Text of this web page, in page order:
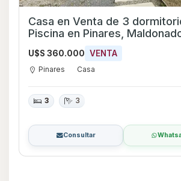
Casa en Venta de 3
Piscina en Pinares,
U$S 360.000 VENTA
Pinares Casa
3 3
Consultar